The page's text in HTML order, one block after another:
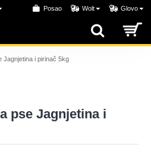
Posao Wolt Glovo
Jagnjetina i pirinač 5kg
pse Jagnjetina i